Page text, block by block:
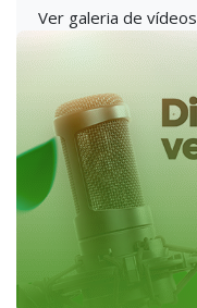
Ver galeria de vídeos